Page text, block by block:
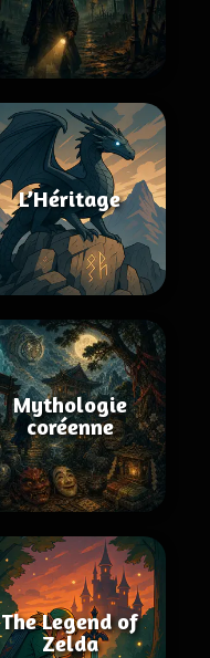
L’Héritage
Mythologie
coréenne
The Legend of
Zelda